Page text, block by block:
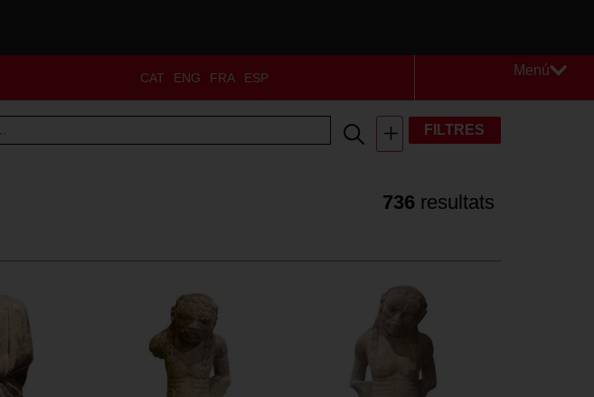
CAT ENG FRA ESP
Menú
FILTRES
736 resultats